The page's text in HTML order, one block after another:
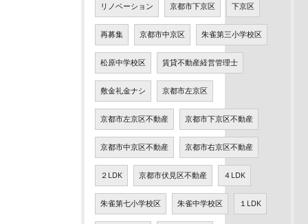
リノベーション 京都市下京区 下京区
再募集 京都市中京区 朱雀第三小学校区
松原中学校区 賃貸不動産経営管理士
敷金礼金ナシ 京都市左京区
京都市左京区不動産 京都市下京区不動産
京都市中京区不動産 京都市右京区不動産
２LDK 京都市伏見区不動産 ４LDK
朱雀第七小学校区 朱雀中学校区 １LDK